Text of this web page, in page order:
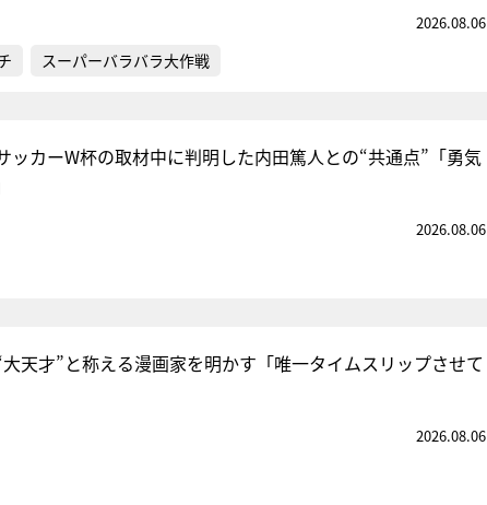
2026.08.06
スーパーバラバラ大作戦
ッカーW杯の取材中に判明した内田篤人との“共通点”「勇気
2026.08.06
天才”と称える漫画家を明かす「唯一タイムスリップさせて
2026.08.06